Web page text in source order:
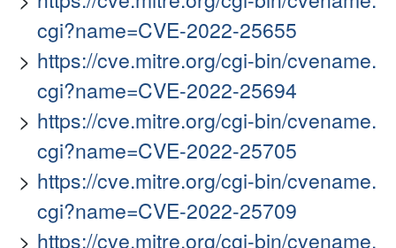
cgi?name=CVE-2022-25655
https://cve.mitre.org/cgi-bin/cvename.
cgi?name=CVE-2022-25694
https://cve.mitre.org/cgi-bin/cvename.
cgi?name=CVE-2022-25705
https://cve.mitre.org/cgi-bin/cvename.
cgi?name=CVE-2022-25709
https://cve.mitre.org/cgi-bin/cvename.